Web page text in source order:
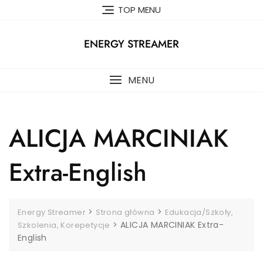
TOP MENU
ENERGY STREAMER
MENU
ALICJA MARCINIAK
Extra-English
Energy Streamer > Strona główna > Edukacja/Szkoły,
Szkolenia, Korepetycje >ALICJA MARCINIAK Extra-
English